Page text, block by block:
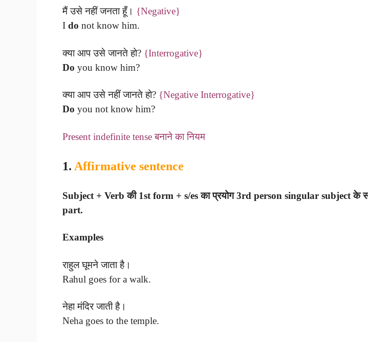
मैं उसे नहीं जनता हूँ। {Negative}
I do not know him.
क्या आप उसे जानते हो? {Interrogative}
Do you know him?
क्या आप उसे नहीं जानते हो? {Negative Interrogative}
Do you not know him?
Present indefinite tense बनाने का नियम
1. Affirmative sentence
Subject + Verb की 1st form + s/es का प्रयोग 3rd person singular subject के
part.
Examples
राहुल घूमने जाता है।
Rahul goes for a walk.
नेहा मंदिर जाती है।
Neha goes to the temple.